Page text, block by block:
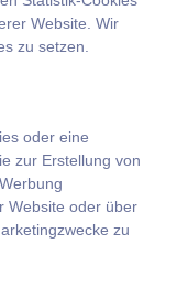
Website. Wir
zu setzen.
oder eine
zur Erstellung von
Website oder über
zu